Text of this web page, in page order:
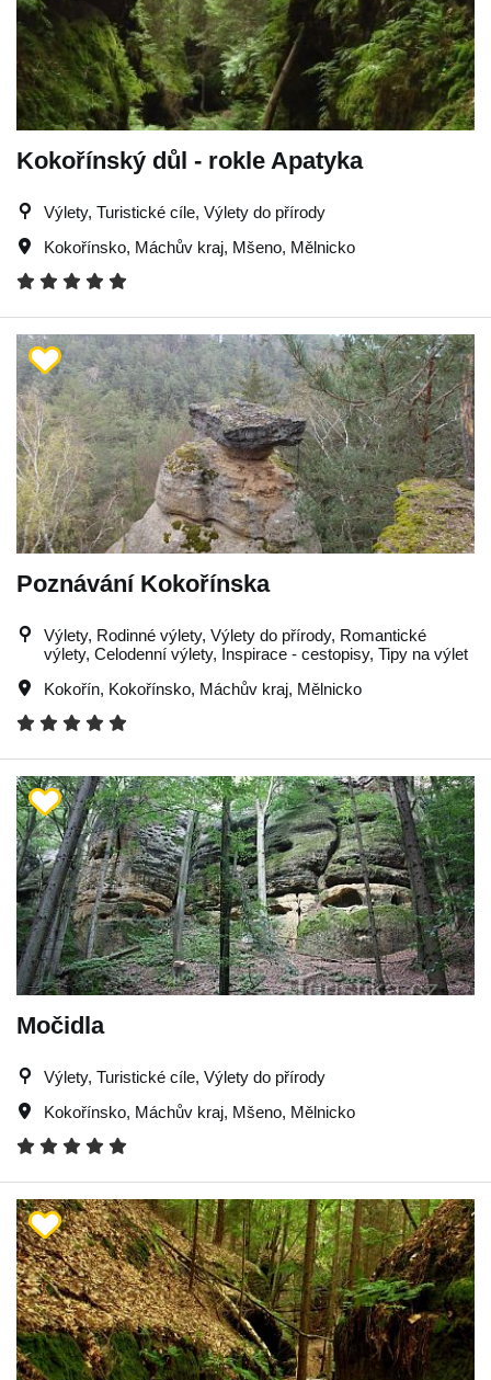
Kokořínský důl - rokle Apatyka
Výlety, Turistické cíle, Výlety do přírody
Kokořínsko, Máchův kraj, Mšeno, Mělnicko
Poznávání Kokořínska
Výlety, Rodinné výlety, Výlety do přírody, Romantické
výlety, Celodenní výlety, Inspirace - cestopisy, Tipy na výlet
Kokořín, Kokořínsko, Máchův kraj, Mělnicko
Močidla
Výlety, Turistické cíle, Výlety do přírody
Kokořínsko, Máchův kraj, Mšeno, Mělnicko